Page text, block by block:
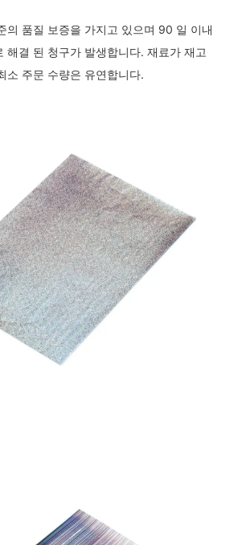
의 품질 보증을 가지고 있으며 90 일 이내
해결 된 청구가 발생합니다. 재료가 재고
소 주문 수량은 유연합니다.